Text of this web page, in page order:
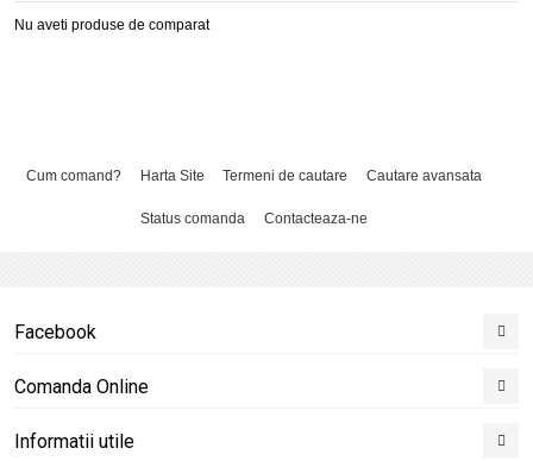
Nu aveti produse de comparat
Cum comand? Harta Site Termeni de cautare Cautare avansata
Status comanda Contacteaza-ne
Facebook
Comanda Online
Informatii utile